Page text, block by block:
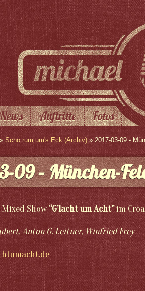
Auftritte Fotos
Scho rum um's Eck (Archiv)» 2017-03-09 -
09 – München-
Show “G’lacht um Acht”im
Anton G. Leitner, Winfried Frey